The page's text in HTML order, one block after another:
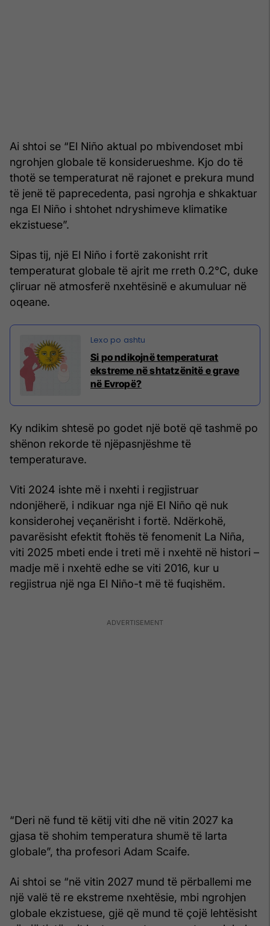
Ai shtoi se “El Niño aktual po mbivendoset mbi
ngrohjen globale të konsiderueshme. Kjo do të
thotë se temperaturat në rajonet e prekura mund
të jenë të paprecedenta, pasi ngrohja e shkaktuar
nga El Niño i shtohet ndryshimeve klimatike
ekzistuese”.
Sipas tij, një El Niño i fortë zakonisht rrit
temperaturat globale të ajrit me rreth 0.2°C, duke
çliruar në atmosferë nxehtësinë e akumuluar në
oqeane.
Si po ndikojnë temperaturat
ekstreme në shtatzënitë e grave
në Evropë?
Ky ndikim shtesë po godet një botë që tashmë po
shënon rekorde të njëpasnjëshme të
temperaturave.
Viti 2024 ishte më i nxehti i regjistruar
ndonjëherë, i ndikuar nga një El Niño që nuk
konsiderohej veçanërisht i fortë. Ndërkohë,
pavarësisht efektit ftohës të fenomenit La Niña,
viti 2025 mbeti ende i treti më i nxehtë në histori –
madje më i nxehtë edhe se viti 2016, kur u
regjistrua një nga El Niño-t më të fuqishëm.
“Deri në fund të këtij viti dhe në vitin 2027 ka
gjasa të shohim temperatura shumë të larta
globale”, tha profesori Adam Scaife.
Ai shtoi se “në vitin 2027 mund të përballemi me
një valë të re ekstreme nxehtësie, mbi ngrohjen
globale ekzistuese, gjë që mund të çojë lehtësisht